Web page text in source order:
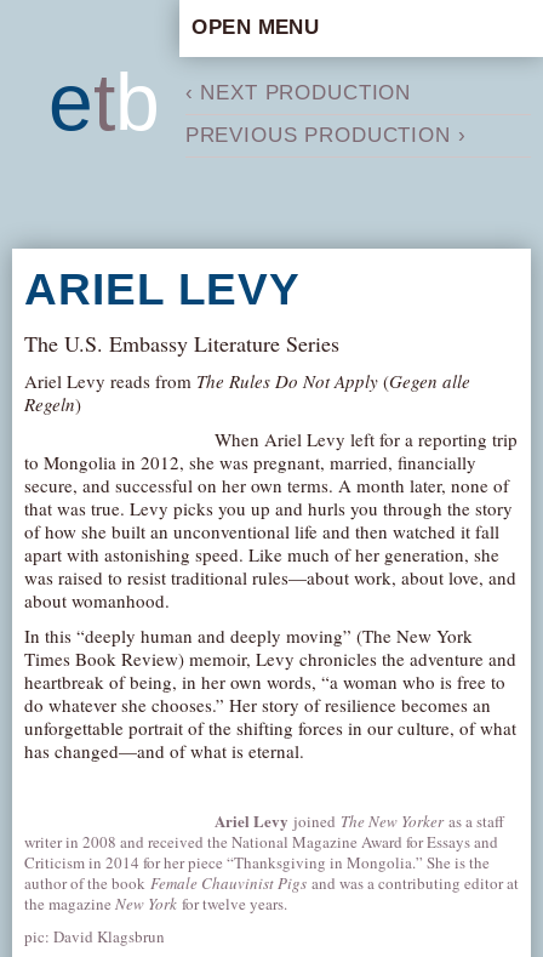
etb
OPEN MENU
ARTISTIC CONCEPT
STAFF
PRODUCTION ARCHIVE
ABOUT US
NEWS
PRESS MATERIAL
NEWSLETTER
GET INVOLVED
AUDITIONS/​OPPORTUNITIES
SUPPORT
DONATE
PARTNERS/LINKS
VISIT
LOCATION
CONTACT
‹ NEXT PRODUCTION
PREVIOUS PRODUCTION ›
ARIEL LEVY
The U.S. Embassy Literature Series
Ariel Levy reads from The Rules Do Not Apply (Gegen alle
Regeln)
When Ariel Levy left for a reporting trip
to Mongolia in 2012, she was pregnant, married, financially
secure, and successful on her own terms. A month later, none of
that was true. Levy picks you up and hurls you through the story
of how she built an unconventional life and then watched it fall
apart with astonishing speed. Like much of her generation, she
was raised to resist traditional rules—about work, about love, and
about womanhood.
In this “deeply human and deeply moving” (The New York
Times Book Review) memoir, Levy chronicles the adventure and
heartbreak of being, in her own words, “a woman who is free to
do whatever she chooses.” Her story of resilience becomes an
unforgettable portrait of the shifting forces in our culture, of what
has changed—and of what is eternal.
Ariel Levy joined The New Yorkeras a staff
writer in 2008 and received the National Magazine Award for Essays and
Criticism in 2014 for her piece “Thanksgiving in Mongolia.” She is the
author of the book Female Chauvinist Pigs and was a contributing editor at
the magazine New York for twelve years.
pic: David Klagsbrun